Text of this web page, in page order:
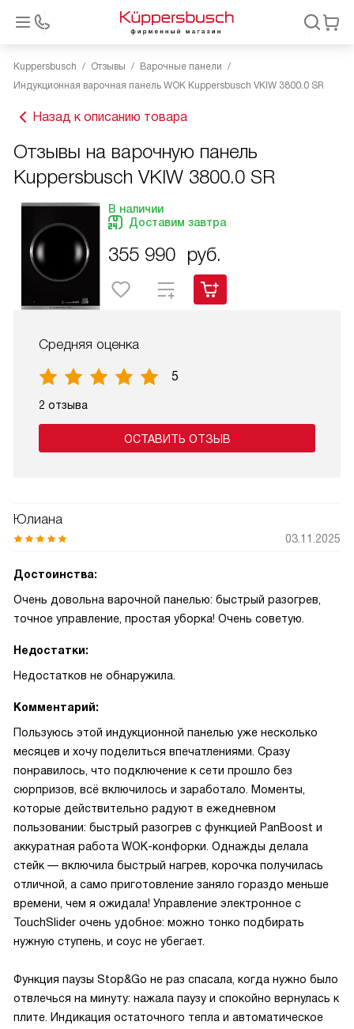
Kuppersbusch Отзывы
Варочные панели
Индукционная варочная панель WOK Kuppersbusch VKIW 3800.0 SR
Назад к описанию товара
Отзывы на варочную панель
Kuppersbusch VKIW 3800.0 SR
В наличии
Доставим завтра
355 990 руб.
Средняя оценка
5
2 отзыва
ОСТАВИТЬ ОТЗЫВ
Юлиана
03.11.2025
Достоинства:
Очень довольна варочной панелью: быстрый разогрев,
точное управление, простая уборка! Очень советую.
Недостатки:
Недостатков не обнаружила.
Комментарий:
Пользуюсь этой индукционной панелью уже несколько
месяцев и хочу поделиться впечатлениями. Сразу
понравилось, что подключение к сети прошло без
сюрпризов, всё включилось и заработало. Моменты,
которые действительно радуют в ежедневном
пользовании: быстрый разогрев с функцией PanBoost и
аккуратная работа WOK-конфорки. Однажды делала
стейк — включила быстрый нагрев, корочка получилась
отличной, а само приготовление заняло гораздо меньше
времени, чем я ожидала! Управление электронное с
TouchSlider очень удобное: можно тонко подбирать
нужную ступень, и соус не убегает.
Функция паузы Stop&Go не раз спасала, когда нужно было
отвлечься на минуту: нажала паузу и спокойно вернулась к
плите. Индикация остаточного тепла и автоматическое